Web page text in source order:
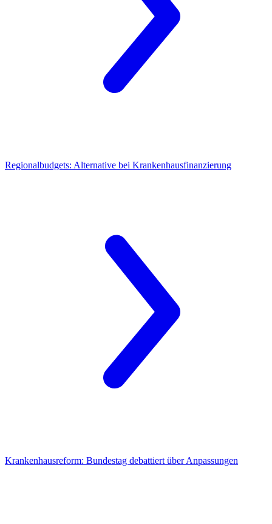
Regionalbudgets: Alternative bei Krankenhausfinanzierung
Krankenhausreform: Bundestag debattiert über Anpassungen